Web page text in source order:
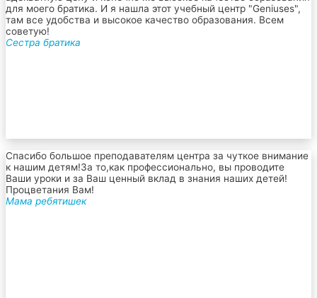
для моего братика. И я нашла этот учебный центр "Geniuses",
там все удобства и высокое качество образования. Всем
советую!
Сестра братика
Спасибо большое преподавателям центра за чуткое внимание
к нашим детям!За то,как профессионально, вы проводите
Ваши уроки и за Ваш ценный вклад в знания наших детей!
Процветания Вам!
Мама ребятишек